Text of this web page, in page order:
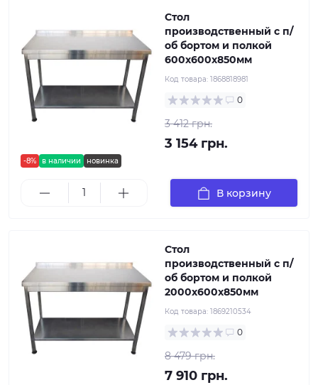
-8% в наличии новинка
Стол
производственный с п/
об бортом и полкой
600х600х850мм
Код товара: 1868818981
0
3 412 грн.
3 154 грн.
В корзину
Стол
производственный с п/
об бортом и полкой
2000х600х850мм
Код товара: 1869210534
0
8 479 грн.
7 910 грн.